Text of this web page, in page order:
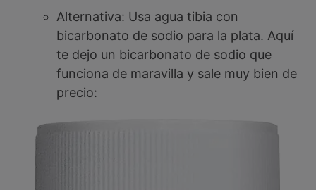
Alternativa: Usa agua tibia con
bicarbonato de sodio para la plata. Aquí
te dejo un bicarbonato de sodio que
funciona de maravilla y sale muy bien de
precio: